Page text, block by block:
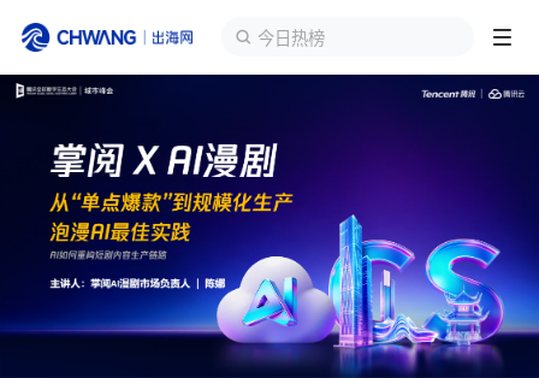
今日热榜
出海服务
出海资讯